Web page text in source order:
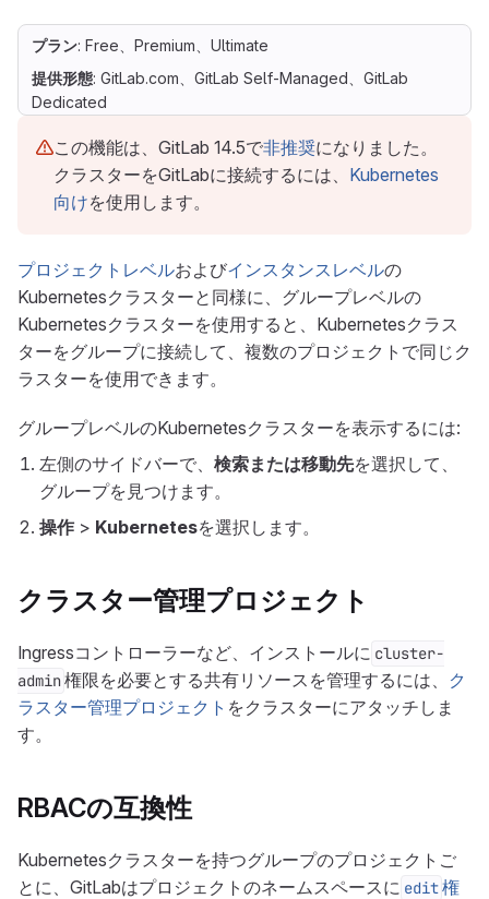
プラン: Free、Premium、Ultimate
提供形態: GitLab.com、GitLab Self-Managed、GitLab
Dedicated
この機能は、GitLab 14.5で非推奨になりました。
クラスターをGitLabに接続するには、 Kubernetes
向けを使用します。
プロジェクトレベルおよびインスタンスレベルの
Kubernetesクラスターと同様に、グループレベルの
Kubernetesクラスターを使用すると、Kubernetesクラス
ターをグループに接続して、複数のプロジェクトで同じク
ラスターを使用できます。
グループレベルのKubernetesクラスターを表示するには:
左側のサイドバーで、 検索または移動先を選択して、
グループを見つけます。
操作 > Kubernetesを選択します。
クラスター管理プロジェクト
Ingressコントローラーなど、インストールに cluster-
admin権限を必要とする共有リソースを管理するには、 ク
ラスター管理プロジェクト をクラスターにアタッチしま
す。
RBACの互換性
Kubernetesクラスターを持つグループのプロジェクトご
とに、GitLabはプロジェクトのネームスペースに edit権